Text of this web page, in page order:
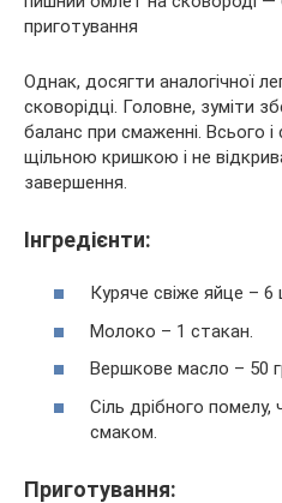
Однак, досягти аналогічної
сковорідці. Головне, зуміти
баланс при смаженні. Всього
щільною кришкою і не
завершення.
Інгредієнти:
Куряче свіже яйце – 6
Молоко – 1 стакан.
Вершкове масло – 50
Сіль дрібного
смаком.
Приготування: